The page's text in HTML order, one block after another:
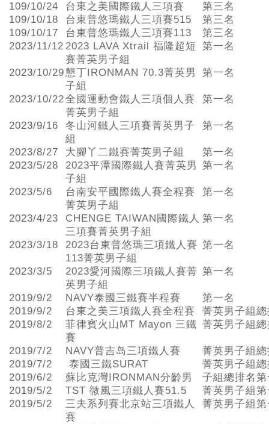
109/10/24
台東之美國際鐵人三項賽
第三名
109/10/18
台東普悠瑪鐵人三項賽515
第三名
109/10/17
台東普悠瑪鐵人三項賽113
第三名
2023/11/12 2023 LAVA Xtrail 福隆超短
賽菁英男子組
第一名
2023/10/29懇丁IRONMAN 70.3菁英男
子組
第一名
2023/10/22全國運動會鐵人三項個人賽
菁英男子組
第一名
2023/9/16
冬山河鐵人三項賽菁英男子
組
第一名
2023/8/27 大腳丫二鐵賽菁英男子組
第一名
2023/5/28
2023平潭國際鐵人賽菁英男
子組
第一名
2023/5/6
台南安平國際鐵人賽全程賽
菁英男子組
第一名
2023/4/23
CHENGE TAIWAN國際鐵人
三項賽菁英男子組
第一名
2023/3/18
2023台東普悠瑪三項鐵人賽
113菁英男子組
第一名
2023/3/5
2023愛河國際三項鐵人賽菁
英男子組
第一名
2019/9/2 NAVY泰國三鐵賽半程賽
第一名
2019/9/2
台東之美三項鐵人賽全程賽
菁英男子組
2019/8/2
菲律賓火山MT Mayon 三鐵
賽
菁英男子組
2019/7/2 NAVY普吉岛三項鐵人賽
菁英男子組
2019/7/2
泰國三鐵SURAT
菁英男子組
2019/6/2
蘇比克灣IRONMAN分齡男
子組總排名
2019/5/2
TST 微風三項鐵人賽51.5
菁英男子組
2019/5/2
三夫系列賽北京站三項鐵人
賽
菁英男子組